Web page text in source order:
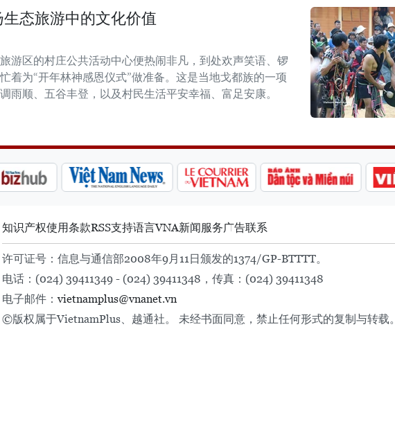
态旅游中的文化价值
游区的村庄公共活动中心便热闹非凡，到处欢声笑语、锣
着为“开年林神感恩仪式”做准备。这是当地戈都族的一项
雨顺、五谷丰登，以及村民生活平安幸福、富足安康。
知识产权使用条款RSS支持语言VNA新闻服务广告联系
许可证号：信息与通信部2008年9月11日颁发的1374/GP-BTTTT。
电话：(024) 39411349 - (024) 39411348，传真：(024) 39411348
电子邮件：vietnamplus@vnanet.vn
©版权属于VietnamPlus、越通社。 未经书面同意，禁止任何形式的复制与转载。